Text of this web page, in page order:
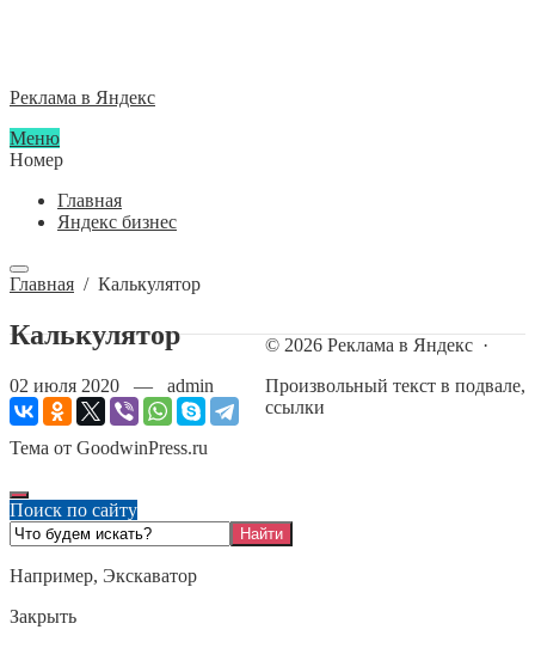
Реклама в Яндекс
Меню
Номер
Главная
Яндекс бизнес
Главная / Калькулятор
Калькулятор
02 июля 2020 — admin
© 2026 Реклама в Яндекс·
Произвольный текст в подвале,
ссылки
Тема от GoodwinPress.ru
Поиск по сайту
Например, Экскаватор
Закрыть